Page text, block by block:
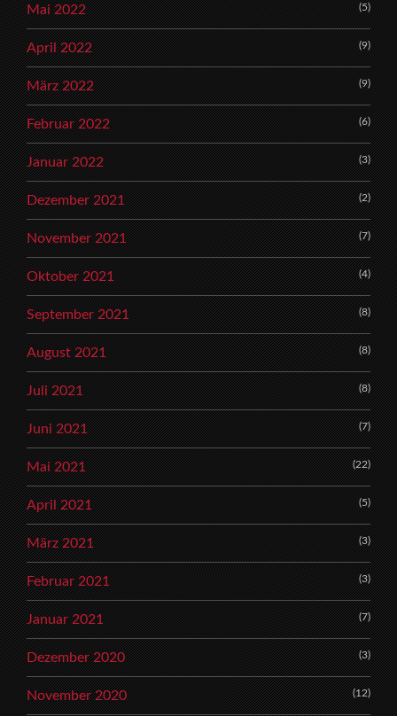
Mai 2022 (5)
April 2022 (9)
März 2022 (9)
Februar 2022 (6)
Januar 2022 (3)
Dezember 2021 (2)
November 2021 (7)
Oktober 2021 (4)
September 2021 (8)
August 2021 (8)
Juli 2021 (8)
Juni 2021 (7)
Mai 2021 (22)
April 2021 (5)
März 2021 (3)
Februar 2021 (3)
Januar 2021 (7)
Dezember 2020 (3)
November 2020 (12)